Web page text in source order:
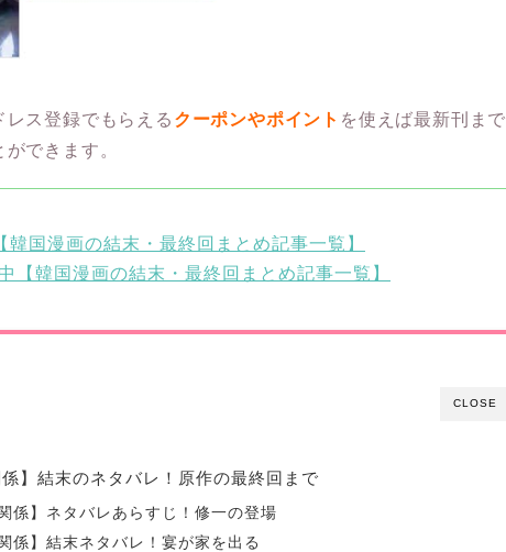
レス登録でもらえる クーポンやポイント を使えば最新刊まで
できます。
韓国漫画の結末・最終回まとめ記事一覧】
【韓国漫画の結末・最終回まとめ記事一覧】
CLOSE
係】結末のネタバレ！原作の最終回まで
係】ネタバレあらすじ！修一の登場
係】結末ネタバレ！宴が家を出る